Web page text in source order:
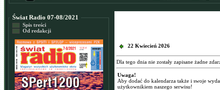
Świat Radio 07-08/2021
Spis treści
Od redakcji
22 Kwiecień 2026
Dla tego dnia nie zostały zapisane żadne
Uwaga!
Aby dodać do kalendarza także i swoje
użytkownikiem naszego serwisu!